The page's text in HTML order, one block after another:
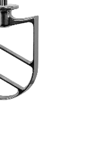
ALLUMINIO